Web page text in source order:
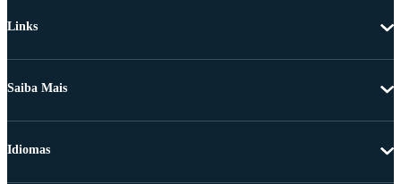
Links
Saiba Mais
Idiomas